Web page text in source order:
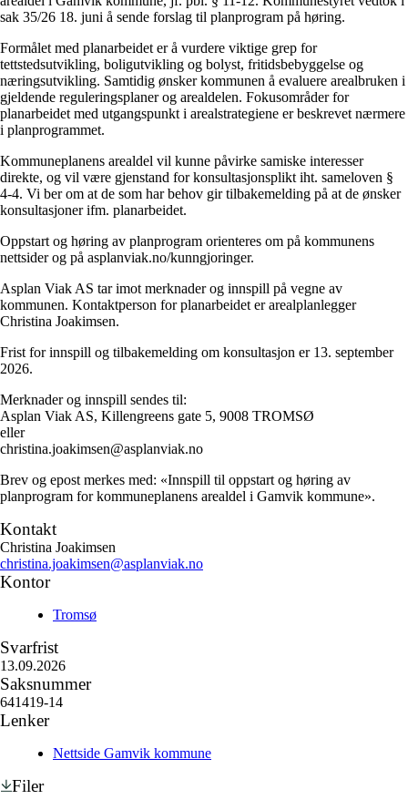
sak 35/26 18. juni å sende forslag til planprogram på høring.
Formålet med planarbeidet er å vurdere viktige grep for
tettstedsutvikling, boligutvikling og bolyst, fritidsbebyggelse og
næringsutvikling. Samtidig ønsker kommunen å evaluere arealbruken i
gjeldende reguleringsplaner og arealdelen. Fokusområder for
planarbeidet med utgangspunkt i arealstrategiene er beskrevet nærmere
i planprogrammet.
Kommuneplanens arealdel vil kunne påvirke samiske interesser
direkte, og vil være gjenstand for konsultasjonsplikt iht. sameloven §
4-4. Vi ber om at de som har behov gir tilbakemelding på at de ønsker
konsultasjoner ifm. planarbeidet.
Oppstart og høring av planprogram orienteres om på kommunens
nettsider og på asplanviak.no/kunngjoringer.
Asplan Viak AS tar imot merknader og innspill på vegne av
kommunen. Kontaktperson for planarbeidet er arealplanlegger
Christina Joakimsen.
Frist for innspill og tilbakemelding om konsultasjon er 13. september
2026.
Merknader og innspill sendes til:
Asplan Viak AS, Killengreens gate 5, 9008 TROMSØ
eller
christina.joakimsen@asplanviak.no
Brev og epost merkes med: «Innspill til oppstart og høring av
planprogram for kommuneplanens arealdel i Gamvik kommune».
Kontakt
Christina Joakimsen
christina.joakimsen@asplanviak.no
Kontor
Tromsø
Svarfrist
13.09.2026
Saksnummer
641419-14
Lenker
Nettside Gamvik kommune
Filer